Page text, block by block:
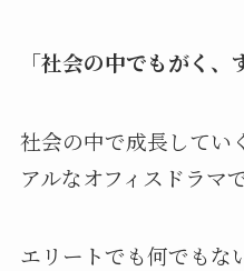
「社会の中でもがく、
社会の中で成長してい
アルなオフィスドラマで
エリートでも何でもな